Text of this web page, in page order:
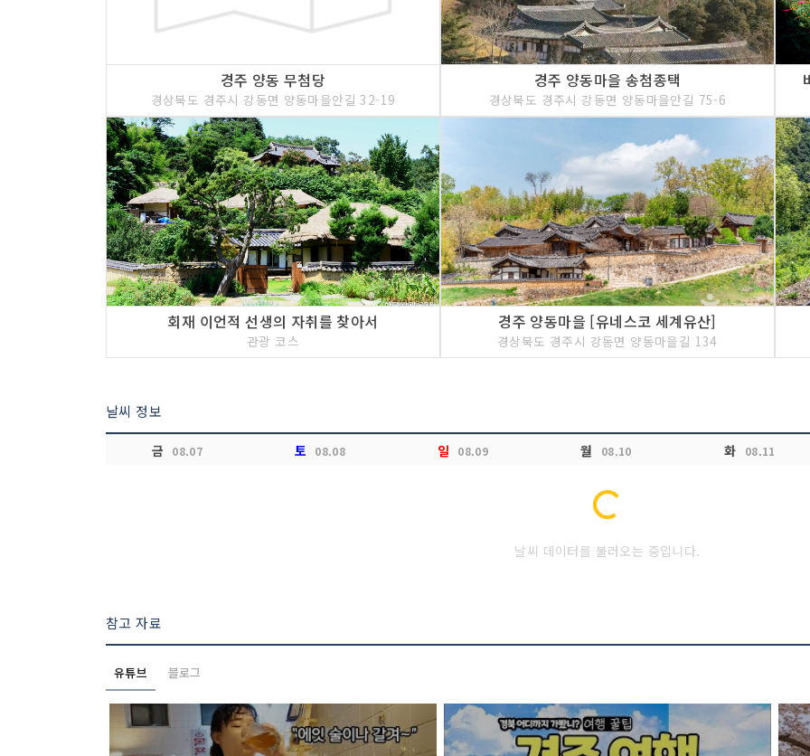
경주 양동 무첨당
경상북도 경주시 강동면 양동마을안길 32-19
경주 양동마을 송첨종택
경상북도 경주시 강동면 양동마을안길 75-6
회재 이언적 선생의 자취를 찾아서
관광 코스
경주 양동마을 [유네스코 세계유산]
경상북도 경주시 강동면 양동마을길 134
날씨 정보
금 08.07 토 08.08 일 08.09 월 08.10 화 08.11
Loading...
날씨 데이터를 불러오는 중입니다.
참고 자료
유튜브 블로그